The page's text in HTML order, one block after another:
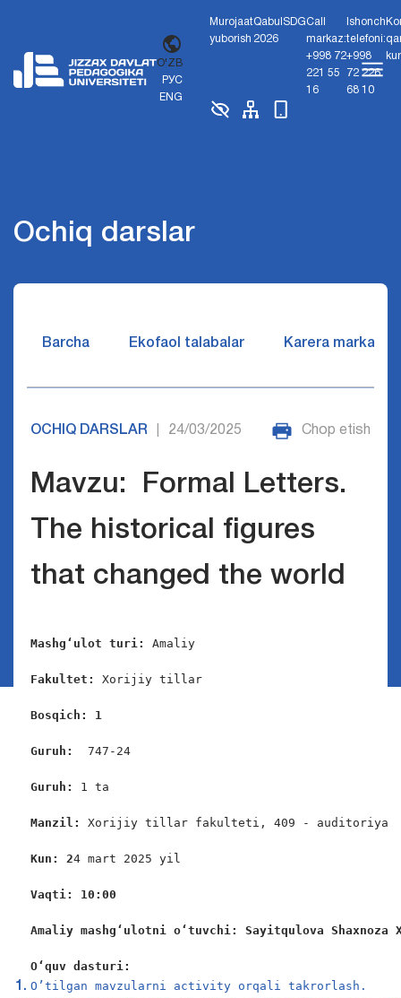
O'ZB
РУС
ENG
Murojaat
yuborish
Qabul
2026
SDGCall
markaz:
+998 72
221 55
16
Ishonch
telefoni:
+998
72 226
68 10
Ochiq darslar
Barcha Ekofaol talabalar Karera markazi
OCHIQ DARSLAR 24/03/2025 Chop etish
Mavzu: Formal Letters.
The historical figures
that changed the world
Mashg‘ulot turi: Amaliy
Fakultet: Xorijiy tillar
Bosqich: 1
Guruh: 747-24
Guruh: 1 ta
Manzil: Xorijiy tillar fakulteti, 409 - auditoriya
Kun: 24 mart 2025 yil
Vaqti: 10:00
Amaliy mashgʻulotni oʻtuvchi: Sayitqulova Shaxnoza
O‘quv dasturi:
O’tilgan mavzularni activity orqali takrorlash.